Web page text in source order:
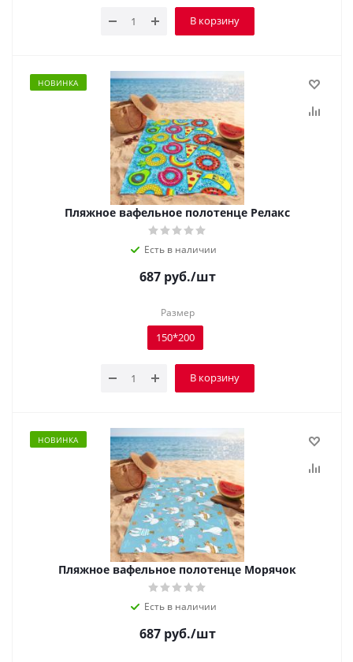
В корзину
НОВИНКА
Пляжное вафельное полотенце Релакс
Есть в наличии
687руб./шт
Размер
150*200
В корзину
НОВИНКА
Пляжное вафельное полотенце Морячок
Есть в наличии
687руб./шт